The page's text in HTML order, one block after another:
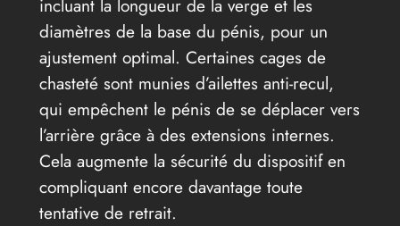
incluant la longueur de la verge et les
diamètres de la base du pénis, pour un
ajustement optimal. Certaines cages de
chasteté sont munies d’ailettes anti-recul,
qui empêchent le pénis de se déplacer vers
l’arrière grâce à des extensions internes.
Cela augmente la sécurité du dispositif en
compliquant encore davantage toute
tentative de retrait.